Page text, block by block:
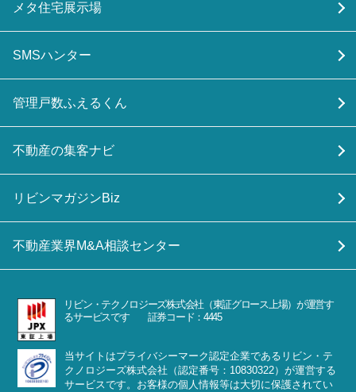
メタ住宅展示場
SMSハンター
管理戸数ふえるくん
不動産の集客ナビ
リビンマガジンBiz
不動産業界M&A相談センター
リビン・テクノロジーズ株式会社（東証グロース上場）が運営す
るサービスです 証券コード：4445
当サイトはプライバシーマーク認定企業であるリビン・テ
クノロジーズ株式会社（認定番号：10830322）が運営する
サービスです。お客様の個人情報等は大切に保護されてい